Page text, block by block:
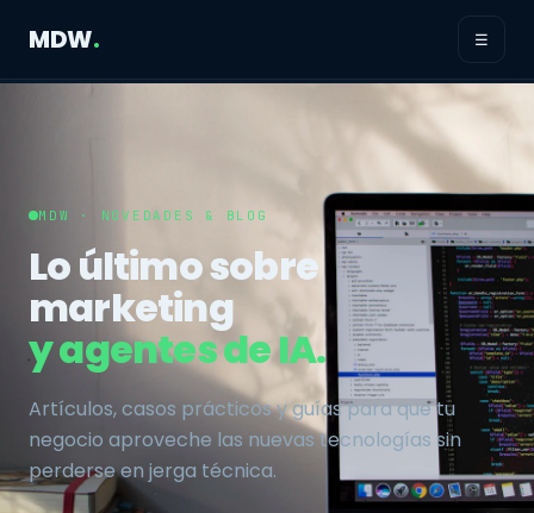
MDW. ☰
MDW · NOVEDADES & BLOG
Lo último sobre
marketing
y agentes de IA.
Artículos, casos prácticos y guías para que tu
negocio aproveche las nuevas tecnologías sin
perderse en jerga técnica.